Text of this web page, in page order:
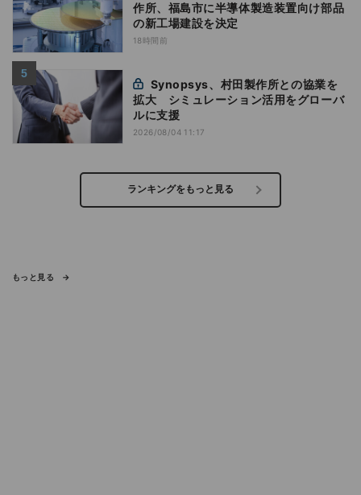
作所、福島市に半導体製造装置向け部品
の新工場建設を決定
18時間前
拡大 シミュレーション活用をグローバ
ルに支援
2026/08/04 11:17
ランキングをもっと見る
もっと見る